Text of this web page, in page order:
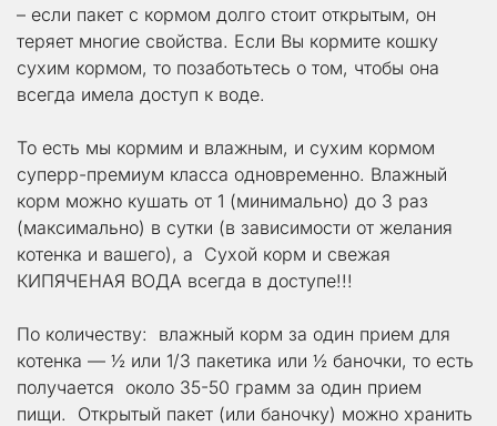
– если пакет с кормом долго стоит открытым, он
теряет многие свойства. Если Вы кормите кошку
сухим кормом, то позаботьтесь о том, чтобы она
всегда имела доступ к воде.
То есть мы кормим и влажным, и сухим кормом
суперр-премиум класса одновременно. Влажный
корм можно кушать от 1 (минимально) до 3 раз
(максимально) в сутки (в зависимости от желания
котенка и вашего), а  Сухой корм и свежая
КИПЯЧЕНАЯ ВОДА всегда в доступе!!!
По количеству:  влажный корм за один прием для
котенка — ½ или 1/3 пакетика или ½ баночки, то есть
получается  около 35-50 грамм за один прием
пищи.  Открытый пакет (или баночку) можно хранить